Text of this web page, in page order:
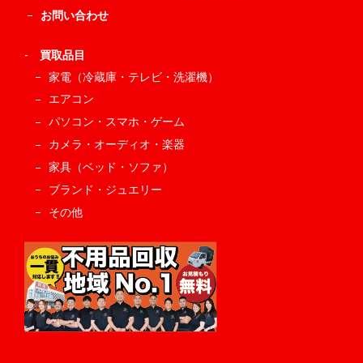
お問い合わせ
- 買取品目
家電（冷蔵庫・テレビ・洗濯機）
エアコン
パソコン・スマホ・ゲーム
カメラ・オーディオ・楽器
家具（ベッド・ソファ）
ブランド・ジュエリー
その他